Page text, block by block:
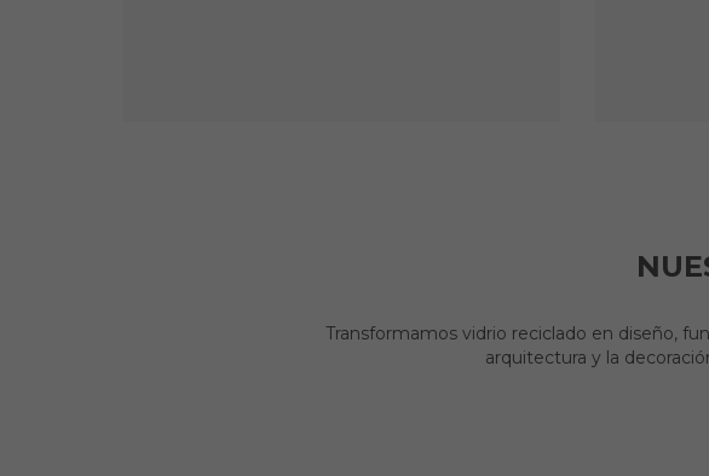
Transformamos vidrio reciclado en diseño,
arquitectura y la